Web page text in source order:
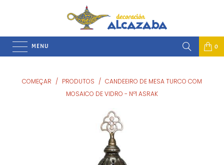
MENU 0
COMEÇAR / PRODUTOS / CANDEEIRO DE MESA TURCO COM
MOSAICO DE VIDRO - Nº1 ASRAK